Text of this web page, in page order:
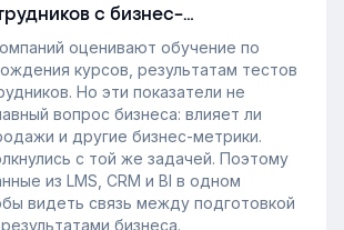
с бизнес-
оценивают обучение по
курсов, результатам тестов
Но эти показатели не
вопрос бизнеса: влияет ли
и другие бизнес-метрики.
с той же задачей. Поэтому
из LMS, CRM и BI в одном
видеть связь между подготовкой
бизнеса.